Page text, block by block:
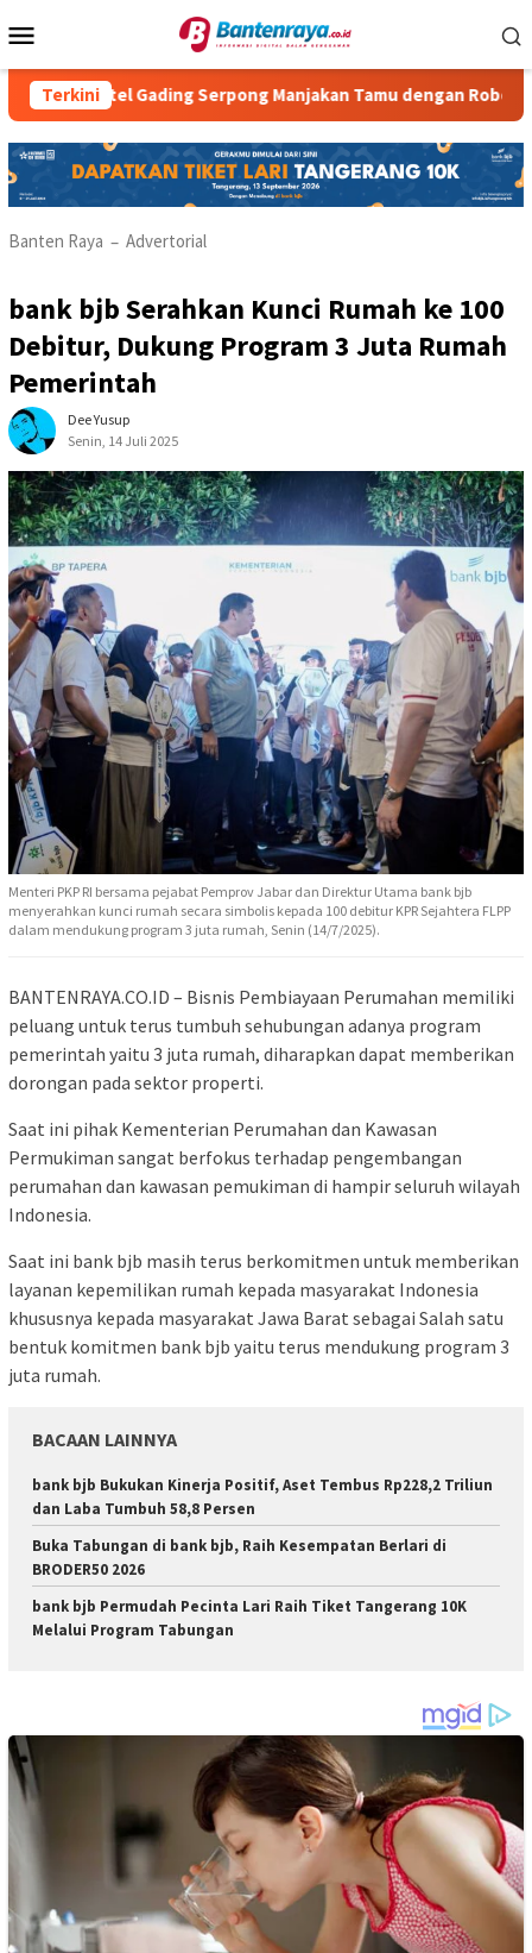
ke
Mobile
Terkini
Gading Serpong Manjakan Tamu dengan Robot Waiter
Banten Raya – Advertorial
bank bjb Serahkan Kunci Rumah ke 100
Debitur, Dukung Program 3 Juta Rumah
Pemerintah
Dee Yusup
Senin, 14 Juli 2025
Menteri PKP RI bersama pejabat Pemprov Jabar dan Direktur Utama bank bjb
menyerahkan kunci rumah secara simbolis kepada 100 debitur KPR Sejahtera FLPP
dalam mendukung program 3 juta rumah, Senin (14/7/2025).
BANTENRAYA.CO.ID – Bisnis Pembiayaan Perumahan memiliki
peluang untuk terus tumbuh sehubungan adanya program
pemerintah yaitu 3 juta rumah, diharapkan dapat memberikan
dorongan pada sektor properti.
Saat ini pihak Kementerian Perumahan dan Kawasan
Permukiman sangat berfokus terhadap pengembangan
perumahan dan kawasan pemukiman di hampir seluruh wilayah
Indonesia.
Saat ini bank bjb masih terus berkomitmen untuk memberikan
layanan kepemilikan rumah kepada masyarakat Indonesia
khususnya kepada masyarakat Jawa Barat sebagai Salah satu
bentuk komitmen bank bjb yaitu terus mendukung program 3
juta rumah.
BACAAN LAINNYA
bank bjb Bukukan Kinerja Positif, Aset Tembus Rp228,2 Triliun
dan Laba Tumbuh 58,8 Persen
Buka Tabungan di bank bjb, Raih Kesempatan Berlari di
BRODER50 2026
bank bjb Permudah Pecinta Lari Raih Tiket Tangerang 10K
Melalui Program Tabungan